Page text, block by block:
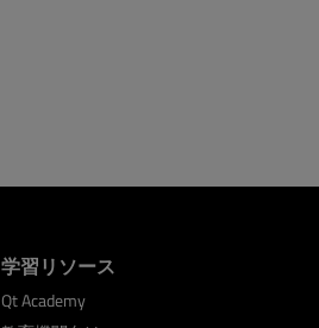
学習リソース
Qt Academy